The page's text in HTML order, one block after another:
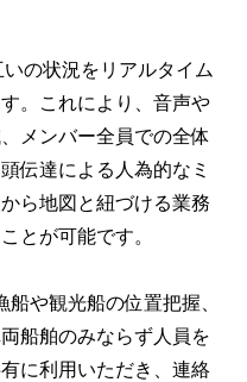
の状況をリアルタイム
。これにより、音声や
メンバー全員での全体
伝達による人為的なミ
ら地図と紐づける業務
とが可能です。
や観光船の位置把握、
船舶のみならず人員を
に利用いただき、連絡